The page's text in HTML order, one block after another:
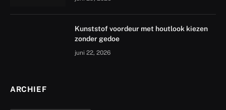
Kunststof voordeur met houtlook kiezen
zonder gedoe
juni 22, 2026
ARCHIEF